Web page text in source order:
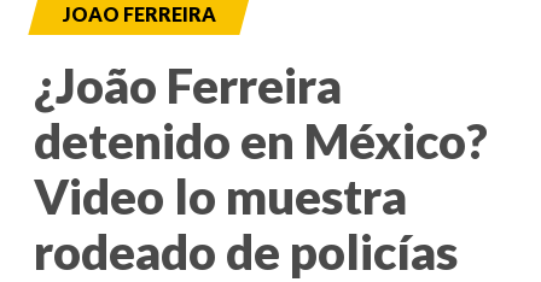
JOAO FERREIRA
¿João Ferreira
detenido en México?
Video lo muestra
rodeado de policías